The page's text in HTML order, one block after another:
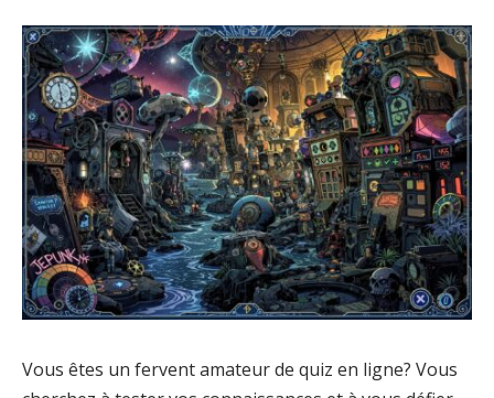
Vous êtes un fervent amateur de quiz en ligne? Vous